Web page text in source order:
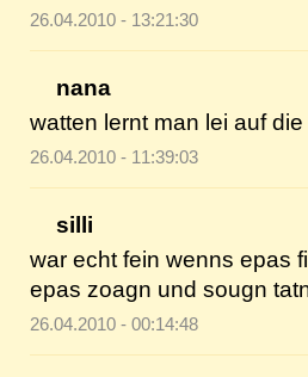
26.04.2010 - 13:21:30
nana
watten lernt man lei auf
26.04.2010 - 11:39:03
silli
war echt fein wenns epas
epas zoagn und sougn
26.04.2010 - 00:14:48